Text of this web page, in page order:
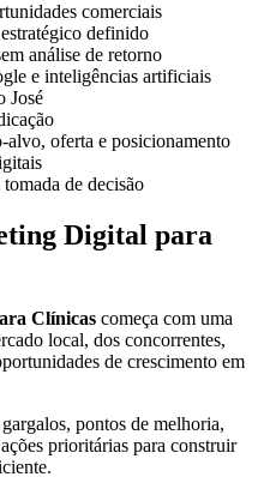
comerciais
definido
análise de retorno
e inteligências artificiais
José
alvo, oferta e posicionamento
de decisão
Digital para
Clínicas começa com uma
local, dos concorrentes,
de crescimento em
pontos de melhoria,
prioritárias para construir